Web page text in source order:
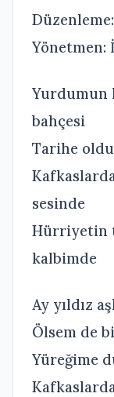
Yönetmen:
Yurdumun
bahçesi
Tarihe
sesinde
Hürriyetin
kalbimde
Ay yıldız
Ölsem de
Yüreğime